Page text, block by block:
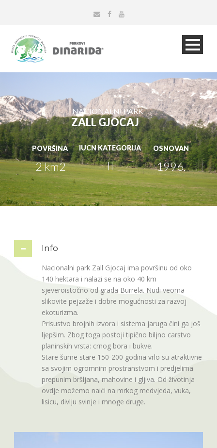
IUCN KATEGORIJA
POVRŠINA
2 km2 II 1996.
OSNOVAN
ZALL GJOCAJ
NACIONALNI PARK
Info
Nacionalni park Zall Gjocaj ima površinu od oko
140 hektara i nalazi se na oko 40 km
sjeveroistočno od grada Burrela. Nudi veoma
slikovite pejzaže i dobre mogućnosti za razvoj
ekoturizma.
Prisustvo brojnih izvora i sistema jaruga čini ga još
ljepšim. Zbog toga postoji tipično biljno carstvo
planinskih vrsta: crnog bora i bukve.
Stare šume stare 150-200 godina vrlo su atraktivne
sa svojim ogromnim prostranstvom i predjelima
prepunim bršljana, mahovine i gljiva. Od životinja
ovdje možemo naići na mrkog medvjeda, vuka,
lisicu, divlju svinje i mnoge druge.